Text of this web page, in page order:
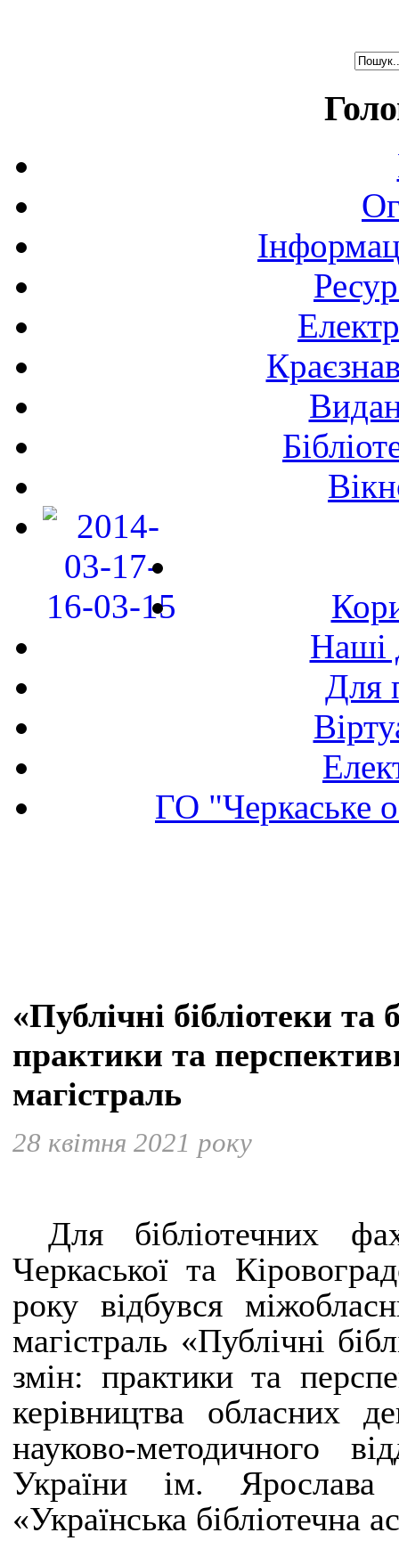
Наші
Для
ГО "Черкаське
«Публічні бібліотеки та
практики та
магістраль
28 квітня 2021 року
Для бібліотечних
Черкаської та
року відбувся
магістраль «Публічні
змін: практики та
керівництва обласних
науково-методичного
України ім.
«Українська бібліотечна